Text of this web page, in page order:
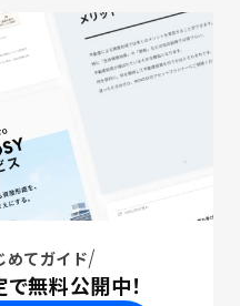
めてガイド
無料公開中！